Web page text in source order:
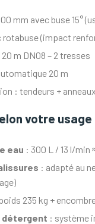
mm avec buse 15°
rotabuse (impact
20 m DN08 – 2 tresses
20 m
: tendeurs +
votre usage
eau : 300 L / 13 l/min
: adapté au
235 kg +
détergent : système